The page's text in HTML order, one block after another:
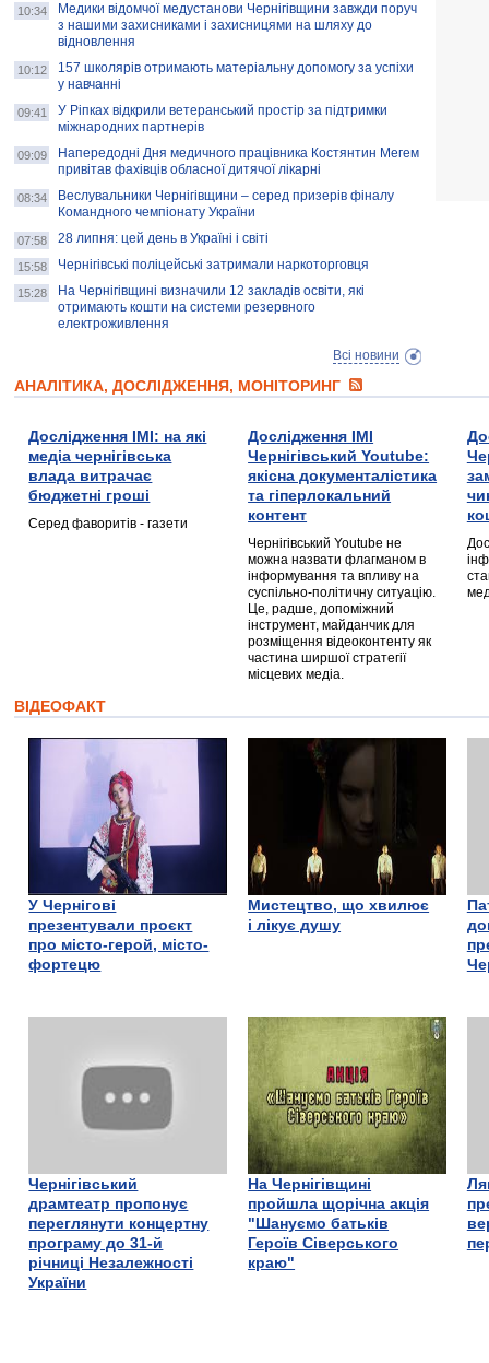
10:34
Медики відомчої медустанови Чернігівщини завжди поруч
з нашими захисниками і захисницями на шляху до
відновлення
10:12
157 школярів отримають матеріальну допомогу за успіхи
у навчанні
09:41
У Ріпках відкрили ветеранський простір за підтримки
міжнародних партнерів
09:09
Напередодні Дня медичного працівника Костянтин Мегем
привітав фахівців обласної дитячої лікарні
08:34
Веслувальники Чернігівщини – серед призерів фіналу
Командного чемпіонату України
07:58 28 липня: цей день в Україні і світі
15:58 Чернігівські поліцейські затримали наркоторговця
15:28
На Чернігівщині визначили 12 закладів освіти, які
отримають кошти на системи резервного
електроживлення
Всі новини
АНАЛІТИКА, ДОСЛІДЖЕННЯ, МОНІТОРИНГ
Дослідження ІМІ: на які
медіа чернігівська
влада витрачає
бюджетні гроші
Серед фаворитів - газети
Дослідження ІМІ
Чернігівський Youtube:
якісна документалістика
та гіперлокальний
контент
Чернігівський Youtube не
можна назвати флагманом в
інформування та впливу на
суспільно-політичну ситуацію.
Це, радше, допоміжний
інструмент, майданчик для
розміщення відеоконтенту як
частина ширшої стратегії
місцевих медіа.
ВІДЕОФАКТ
У Чернігові
презентували проєкт
про місто-герой, місто-
фортецю
Мистецтво, що хвилює
і лікує душу
Чернігівський
драмтеатр пропонує
переглянути концертну
програму до 31-й
річниці Незалежності
України
На Чернігівщині
пройшла щорічна акція
"Шануємо батьків
Героїв Сіверського
краю"